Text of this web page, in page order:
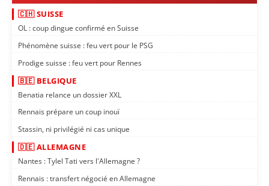
🇨🇭 SUISSE
OL : coup dingue confirmé en Suisse
Phénomène suisse : feu vert pour le PSG
Prodige suisse : feu vert pour Rennes
🇧🇪 BELGIQUE
Benatia relance un dossier XXL
Rennais prépare un coup inouï
Stassin, ni privilégié ni cas unique
🇩🇪 ALLEMAGNE
Nantes : Tylel Tati vers l'Allemagne ?
Rennais : transfert négocié en Allemagne